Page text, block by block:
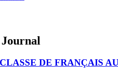
DE FRANÇAIS